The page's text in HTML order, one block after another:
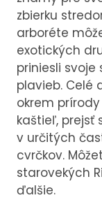
zbierku
arboréte
exotických
priniesli
plavieb. Celé
okrem
kaštieľ, prejsť
v určitých
cvrčkov.
starovekých
ďalšie.